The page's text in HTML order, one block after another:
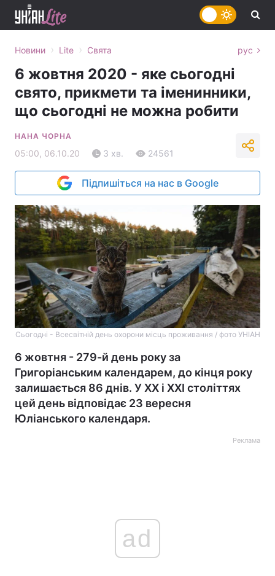
Новини › Lite › Свята рус
6 жовтня 2020 - яке сьогодні
свято, прикмети та іменинники,
що сьогодні не можна робити
НАНА ЧОРНА
05:00, 06.10.20 3 хв. 24561
Підпишіться на нас в Google
Сьогодні - Всесвітній день охорони місць проживання / фото УНІАН
6 жовтня - 279-й день року за
Григоріанським календарем, до кінця року
залишається 86 днів. У XX і XXI століттях
цей день відповідає 23 вересня
Юліанського календаря.
Реклама
ad